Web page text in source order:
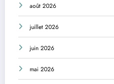
août 2026
juillet 2026
juin 2026
mai 2026